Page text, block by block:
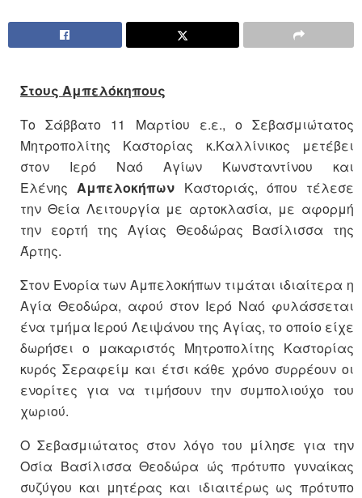
Στους Αμπελόκηπους
Το Σάββατο 11 Μαρτίου ε.ε., ο Σεβασμιώτατος
Μητροπολίτης Καστορίας κ.Καλλίνικος μετέβει
στον Ιερό Ναό Αγίων Κωνσταντίνου και
ΕλένηςΑμπελοκήπων Καστοριάς, όπου τέλεσε
την Θεία Λειτουργία με αρτοκλασία, με αφορμή
την εορτή της Αγίας Θεοδώρας Βασίλισσα της
Άρτης.
Στον Ενορία των Αμπελοκήπων τιμάται ιδιαίτερα η
Αγία Θεοδώρα, αφού στον Ιερό Ναό φυλάσσεται
ένα τμήμα Ιερού Λειψάνου της Αγίας, το οποίο είχε
δωρήσει ο μακαριστός Μητροπολίτης Καστορίας
κυρός Σεραφείμ και έτσι κάθε χρόνο συρρέουν οι
ενορίτες για να τιμήσουν την συμπολιούχο του
χωριού.
Ο Σεβασμιώτατος στον λόγο του μίλησε για την
Οσία Βασίλισσα Θεοδώρα ώς πρότυπο γυναίκας
συζύγου και μητέρας και ιδιαιτέρως ως πρότυπο